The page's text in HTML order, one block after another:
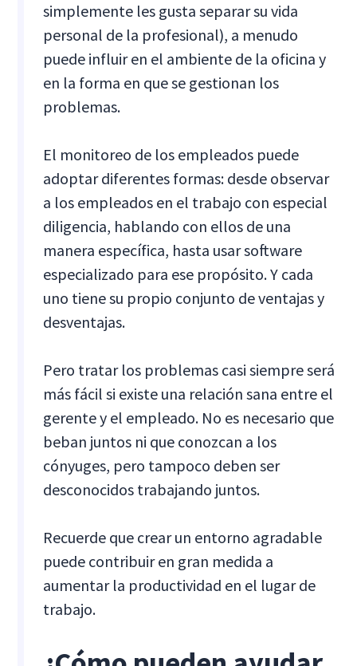
simplemente les gusta separar su vida
personal de la profesional), a menudo
puede influir en el ambiente de la oficina y
en la forma en que se gestionan los
problemas.
El monitoreo de los empleados puede
adoptar diferentes formas: desde observar
a los empleados en el trabajo con especial
diligencia, hablando con ellos de una
manera específica, hasta usar software
especializado para ese propósito. Y cada
uno tiene su propio conjunto de ventajas y
desventajas.
Pero tratar los problemas casi siempre será
más fácil si existe una relación sana entre el
gerente y el empleado. No es necesario que
beban juntos ni que conozcan a los
cónyuges, pero tampoco deben ser
desconocidos trabajando juntos.
Recuerde que crear un entorno agradable
puede contribuir en gran medida a
aumentar la productividad en el lugar de
trabajo.